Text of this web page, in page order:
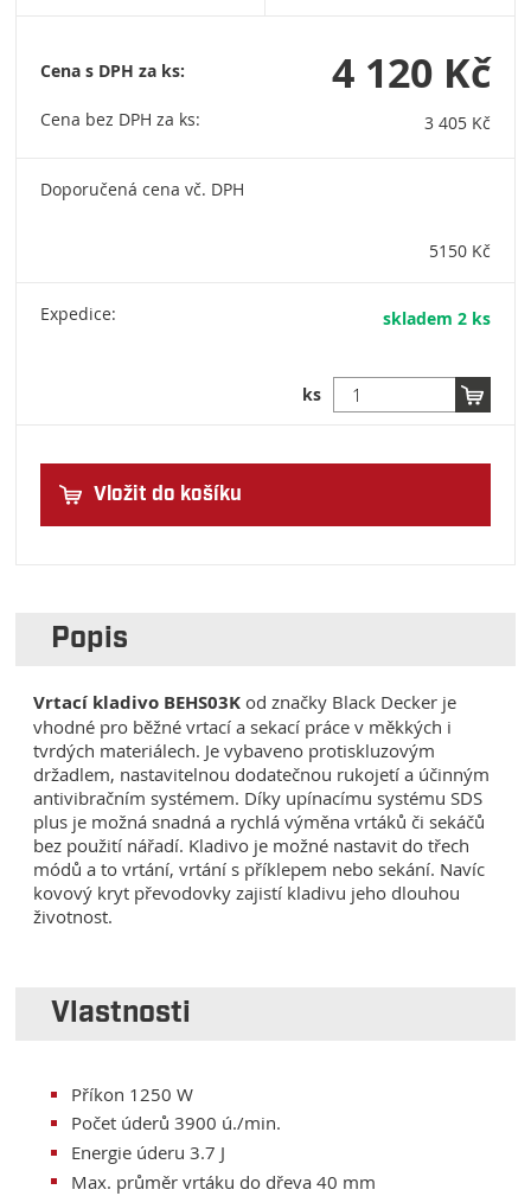
Cena s DPH za ks:
Cena bez DPH za ks:
4 120 Kč
3 405 Kč
Doporučená cena vč. DPH
5150 Kč
Expedice: skladem 2 ks
ks
Vložit do košíku
Popis
Vrtací kladivo BEHS03K od značky Black Decker je
vhodné pro běžné vrtací a sekací práce v měkkých i
tvrdých materiálech. Je vybaveno protiskluzovým
držadlem, nastavitelnou dodatečnou rukojetí a účinným
antivibračním systémem. Díky upínacímu systému SDS
plus je možná snadná a rychlá výměna vrtáků či sekáčů
bez použití nářadí. Kladivo je možné nastavit do třech
módů a to vrtání, vrtání s příklepem nebo sekání. Navíc
kovový kryt převodovky zajistí kladivu jeho dlouhou
životnost.
Vlastnosti
Příkon 1250 W
Počet úderů 3900 ú./min.
Energie úderu 3.7 J
Max. průměr vrtáku do dřeva 40 mm